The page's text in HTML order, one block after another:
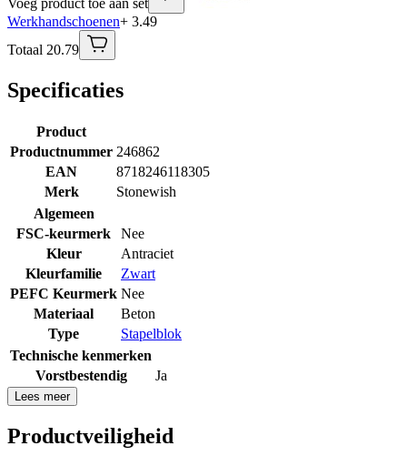
Voeg product toe aan set
Werkhandschoenen+ 3.49
Totaal 20.79
Specificaties
Product
Productnummer 246862
EAN
8718246118305
Merk
Stonewish
Algemeen
FSC-keurmerk
Nee
Kleur
Antraciet
Kleurfamilie
Zwart
PEFC Keurmerk Nee
Materiaal
Beton
Type
Stapelblok
Technische kenmerken
Vorstbestendig
Ja
Lees meer
Productveiligheid